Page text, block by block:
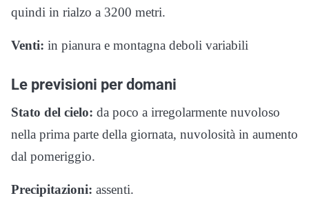
quindi in rialzo a 3200 metri.
Venti: in pianura e montagna deboli variabili
Le previsioni per domani
Stato del cielo: da poco a irregolarmente nuvoloso
nella prima parte della giornata, nuvolosità in aumento
dal pomeriggio.
Precipitazioni: assenti.